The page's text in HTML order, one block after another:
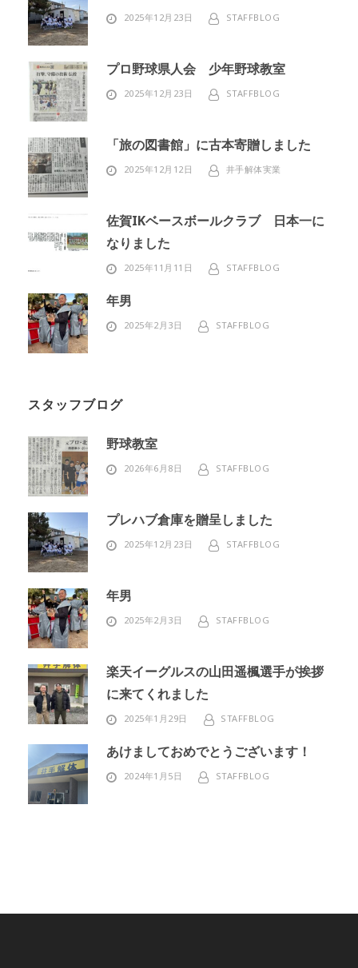
2025年12月23日 STAFFBLOG
プロ野球県人会 少年野球教室
2025年12月23日 STAFFBLOG
「旅の図書館」に古本寄贈しました
2025年12月12日 井手解体実業
佐賀IKベースボールクラブ 日本一に
なりました
2025年11月11日 STAFFBLOG
年男
2025年2月3日 STAFFBLOG
スタッフブログ
野球教室
2026年6月8日 STAFFBLOG
プレハブ倉庫を贈呈しました
2025年12月23日 STAFFBLOG
年男
2025年2月3日 STAFFBLOG
楽天イーグルスの山田遥楓選手が挨拶
に来てくれました
2025年1月29日 STAFFBLOG
あけましておめでとうございます！
2024年1月5日 STAFFBLOG